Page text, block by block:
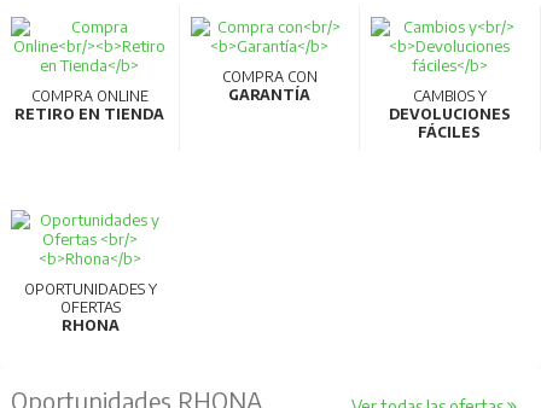
COMPRA ONLINE
RETIRO EN TIENDA
COMPRA CON
GARANTÍA
CAMBIOS Y
DEVOLUCIONES
FÁCILES
OPORTUNIDADES Y
OFERTAS
RHONA
Oportunidades RHONA